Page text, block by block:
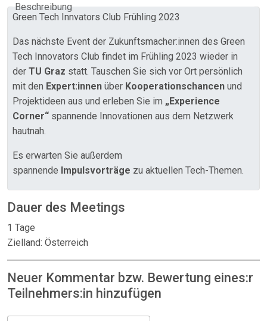
Beschreibung
Green Tech Innvators Club Frühling 2023
Das nächste Event der Zukunftsmacher:innen des Green
Tech Innovators Club findet im Frühling 2023 wieder in
der TU Graz statt. Tauschen Sie sich vor Ort persönlich
mit den Expert:innen über Kooperationschancen und
Projektideen aus und erleben Sie im „Experience
Corner“ spannende Innovationen aus dem Netzwerk
hautnah.
Es erwarten Sie außerdem
spannende Impulsvorträge zu aktuellen Tech-Themen.
Dauer des Meetings
1 Tage
Zielland: Österreich
Neuer Kommentar bzw. Bewertung eines:r
Teilnehmers:in hinzufügen